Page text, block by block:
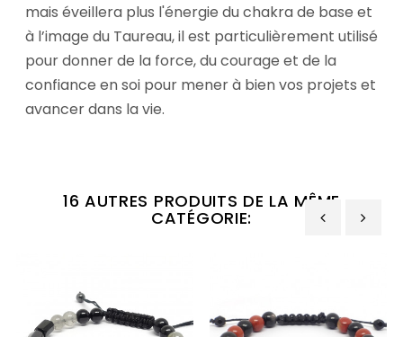
mais éveillera plus l'énergie du chakra de base et
à l’image du Taureau, il est particulièrement utilisé
pour donner de la force, du courage et de la
confiance en soi pour mener à bien vos projets et
avancer dans la vie.
16 AUTRES PRODUITS DE LA MÊME
CATÉGORIE: